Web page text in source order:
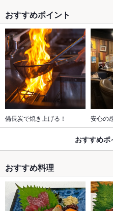
おすすめポイント
備長炭で焼き上げる！ 安心の
おすすめポ
おすすめ料理